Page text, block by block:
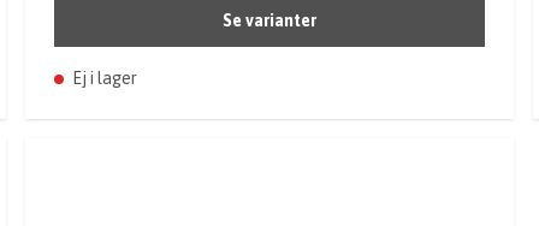
Se varianter
Ej i lager